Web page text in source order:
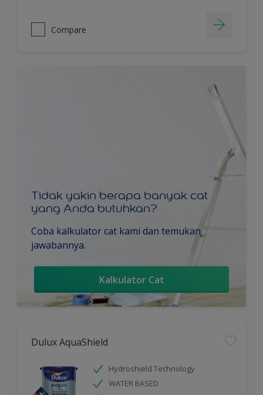
Compare
Tidak yakin berapa banyak cat
yang Anda butuhkan?
Coba kalkulator cat kami dan temukan
jawabannya.
Kalkulator Cat
Dulux AquaShield
Hydroshield Technology
WATER BASED